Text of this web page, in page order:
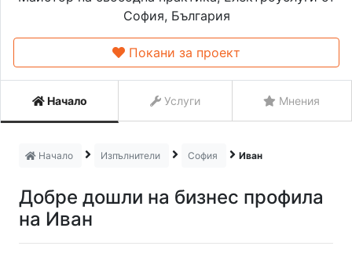
София, България
Покани за проект
Начало Услуги Мнения
Начало Изпълнители София Иван
Добре дошли на бизнес профила
на Иван